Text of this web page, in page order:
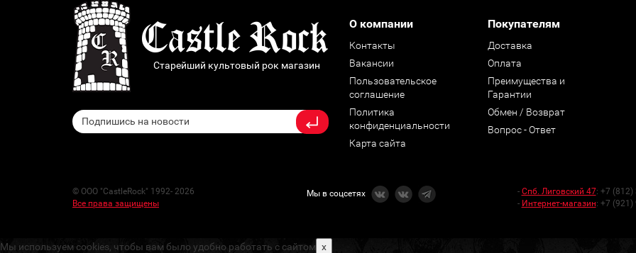
Старейший культовый рок магазин
О компании
Контакты
Вакансии
Пользовательское
соглашение
Политика
конфиденциальности
Карта сайта
Покупателям
Доставка
Оплата
Преимущества и
Гарантии
Обмен / Возврат
Вопрос - Ответ
© ООО "CastleRock" 1992- 2026
Все права защищены
Мы в соцсетях - Спб. Лиговский 47: +7 (812)
- Интернет-магазин: +7 (921)
Мы используем cookies, чтобы вам было удобно работать с сайтом x